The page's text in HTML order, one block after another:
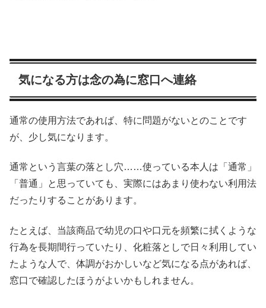
気になる方は念の為に窓口へ連絡
通常の使用方法であれば、特に問題がないとのことです
が、少し気になります。
通常という言葉の落とし穴……使っている本人は「通常」
「普通」と思っていても、実際にはあまり使わない利用法
だったりすることがあります。
たとえば、当該商品で幼児の口や口元を頻繁に拭くような
行為を長期間行っていたり、化粧落としで日々利用してい
たような人で、体調がおかしいなど気になる点があれば、
窓口で確認したほうがよいかもしれません。